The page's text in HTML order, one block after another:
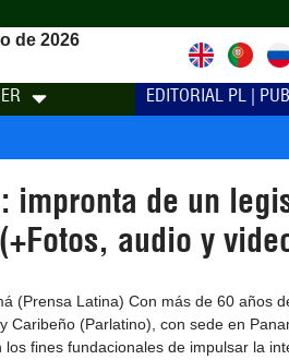
de 2026
EDITORIAL PL |
impronta de un
audio y
(Prensa Latina) Con más de 60 años
Caribeño (Parlatino), con sede en
los fines fundacionales de impulsar la